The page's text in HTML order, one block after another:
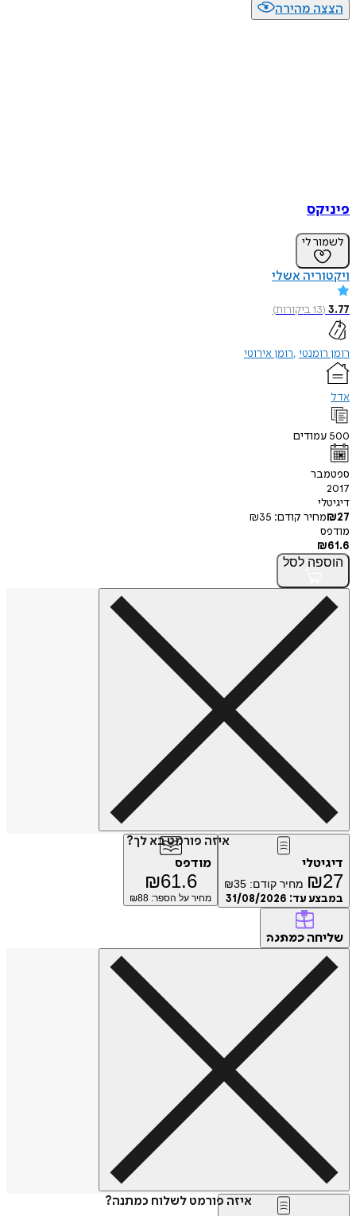
הצצה מהירה
פיניקס
לשמור לי
ויקטוריה אשלי
3.77
(
13ביקורות)
רומן רומנטי רומן אירוטי
אדל
500 עמודים
ספטמבר
2017
דיגיטלי
₪27 מחיר קודם: ₪35
מודפס
₪61.6
הוספה לסל
איזה פורמט בא לך?
דיגיטלי
₪27 מחיר קודם: ₪35
במבצע עד: 31/08/2026
מודפס
₪61.6
מחיר על הספר: ₪ 88
שליחה כמתנה
איזה פורמט לשלוח כמתנה?